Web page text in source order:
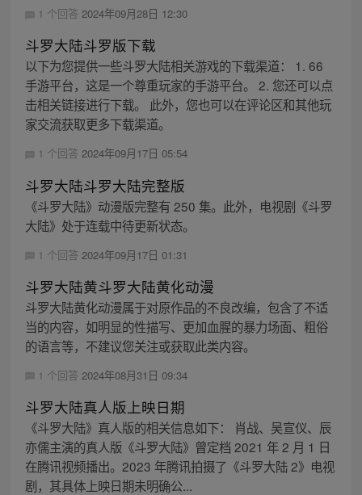
1 个回答 2024年09月28日 12:30
斗罗大陆斗罗版下载
以下为您提供一些斗罗大陆相关游戏的下载渠道： 1. 66
手游平台，这是一个尊重玩家的手游平台。 2. 您还可以点
击相关链接进行下载。 此外，您也可以在评论区和其他玩
家交流获取更多下载渠道。
1 个回答 2024年09月17日 05:54
斗罗大陆斗罗大陆完整版
《斗罗大陆》动漫版完整有 250 集。此外，电视剧《斗罗
大陆》处于连载中待更新状态。
1 个回答 2024年09月17日 01:31
斗罗大陆黄斗罗大陆黄化动漫
斗罗大陆黄化动漫属于对原作品的不良改编，包含了不适
当的内容，如明显的性描写、更加血腥的暴力场面、粗俗
的语言等，不建议您关注或获取此类内容。
1 个回答 2024年08月31日 09:34
斗罗大陆真人版上映日期
《斗罗大陆》真人版的相关信息如下： 肖战、吴宣仪、辰
亦儒主演的真人版《斗罗大陆》曾定档 2021 年 2 月 1 日
在腾讯视频播出。2023 年腾讯拍摄了《斗罗大陆 2》电视
剧，其具体上映日期未明确公...